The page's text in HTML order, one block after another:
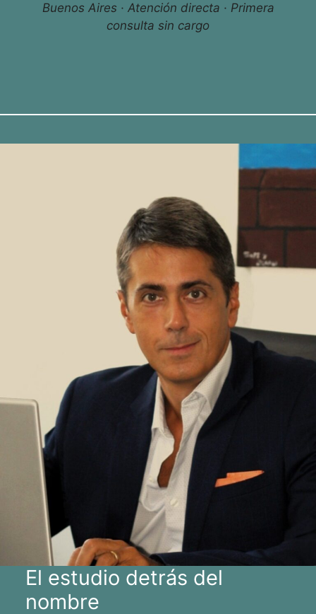
Buenos Aires · Atención directa · Primera
consulta sin cargo
El estudio detrás del
nombre